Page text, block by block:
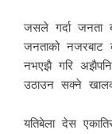
जसले गर्दा जनता
जनताको नजरबाट
नभएझै गरि
उठाउन सक्ने
यतिबेला देस